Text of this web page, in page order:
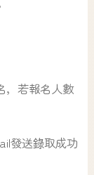
，若報名人數
發送錄取成功